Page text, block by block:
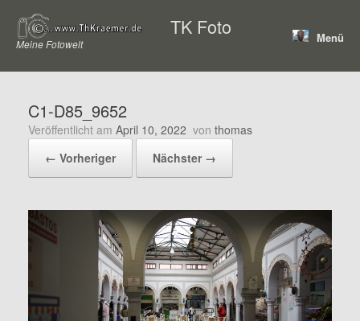
Inhalt
springen
TK Foto
Meine Fotowelt Menü
C1-D85_9652
Veröffentlicht am April 10, 2022 von thomas
← Vorheriger
Nächster →